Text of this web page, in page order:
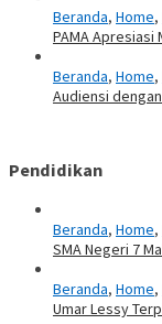
Beranda, Home,
PAMA Apresiasi
Beranda, Home,
Audiensi
Pendidikan
Beranda, Home,
SMA Negeri 7
Beranda, Home,
Umar Lessy